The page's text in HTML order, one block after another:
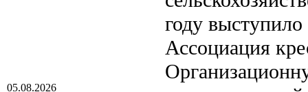
05.08.2026
году
Ассоциация